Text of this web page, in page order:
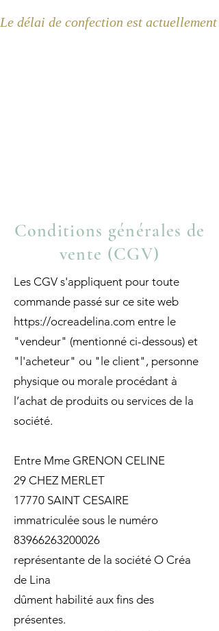
Le délai de confection est
Conditions générales de
vente (CGV)
Les CGV s'appliquent pour toute
commande passé sur ce site web
https://ocreadelina.com entre le
"vendeur" (mentionné ci-dessous) et
"l'acheteur" ou "le client", personne
physique ou morale procédant à
l’achat de produits ou services de la
société.
Entre Mme GRENON CELINE
29 CHEZ MERLET
17770 SAINT CESAIRE
immatriculée sous le numéro
83966263200026
représentante de la société O Créa
de Lina
dûment habilité aux fins des
présentes.